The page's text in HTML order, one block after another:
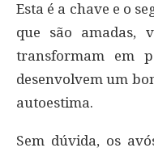
Esta é a chave e o
que são amadas,
transformam em
desenvolvem um
autoestima.
Sem dúvida, os